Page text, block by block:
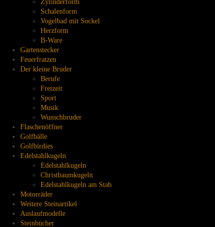
Zylinderform
Schalenform
Vogelbad mit Sockel
Herzform
B-Ware
Gartenstecker
Feuerfratzen
Der kleine Bruder
Berufe
Freizeit
Sport
Musik
Wunschbruder
Flaschenöffner
Golfbälle
Golfbirdies
Edelstahlkugeln
Edelstahlkugeln
Christbaumkugeln
Edelstahlkugeln am Stab
Motorräder
Weitere Steinartikel
Auslaufmodelle
Steinbücher